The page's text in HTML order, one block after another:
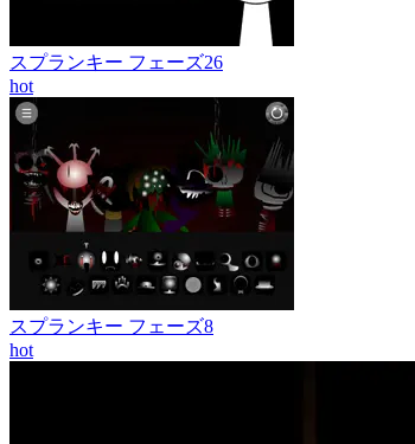
スプランキー フェーズ26
hot
スプランキー フェーズ8
hot